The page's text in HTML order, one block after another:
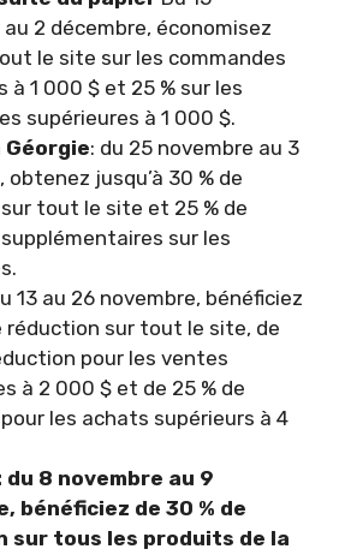
2 décembre, économisez
le site sur les commandes
à 1 000 $ et 25 % sur les
supérieures à 1 000 $.
Géorgie: du 25 novembre au 3
obtenez jusqu’à 30 % de
tout le site et 25 % de
sur les
13 au 26 novembre, bénéficiez
réduction sur tout le site, de
pour les ventes
à 2 000 $ et de 25 % de
les achats supérieurs à 4
du 8 novembre au 9
bénéficiez de 30 % de
sur tous les produits de la